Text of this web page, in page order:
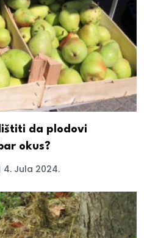
da plodovi
okus?
4. Jula 2024.